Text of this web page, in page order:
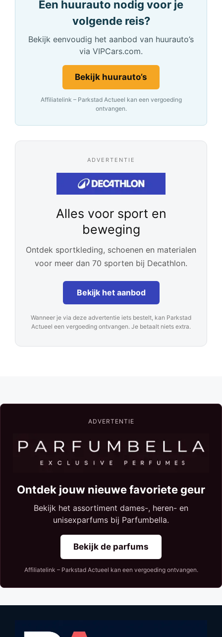
Een huurauto nodig voor je
volgende reis?
Bekijk eenvoudig het aanbod van huurauto’s
via VIPCars.com.
Bekijk huurauto’s
Affiliatelink – Parkstad Actueel kan een vergoeding
ontvangen.
ADVERTENTIE
Alles voor sport en
beweging
Ontdek sportkleding, schoenen en materialen
voor meer dan 70 sporten bij Decathlon.
Bekijk het aanbod
Wanneer je via deze advertentie iets bestelt, kan Parkstad
Actueel een vergoeding ontvangen. Je betaalt niets extra.
ADVERTENTIE
Ontdek jouw nieuwe favoriete geur
Bekijk het assortiment dames-, heren- en
unisexparfums bij Parfumbella.
Bekijk de parfums
Affiliatelink – Parkstad Actueel kan een vergoeding ontvangen.